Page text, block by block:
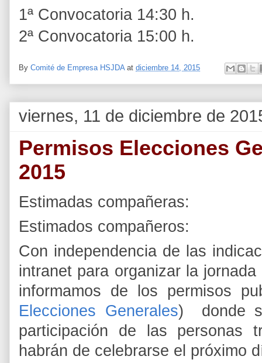
1ª Convocatoria 14:30 h.
2ª Convocatoria 15:00 h.
By Comité de Empresa HSJDA at diciembre 14, 2015
viernes, 11 de diciembre de
Permisos Elecciones
2015
Estimadas compañeras:
Estimados compañeros:
Con independencia de las
intranet para organizar la
informamos de los permisos
Elecciones Generales) donde
participación de las personas
habrán de celebrarse el próximo